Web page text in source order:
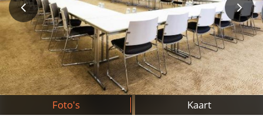
Foto's Kaart